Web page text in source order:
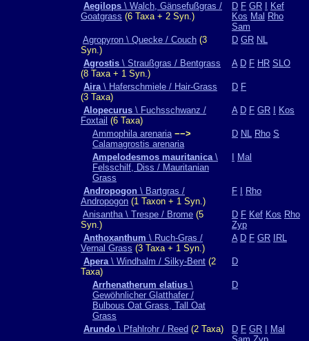
Aegilops \ Walch, Gänsefußgras /
Goatgrass (6 Taxa + 2 Syn.)
D F GR
Kef
Kos Mal Rho
Sam
Agropyron \ Quecke / Couch (3
Syn.)
D GR NL
Agrostis \ Straußgras / Bentgrass
(8 Taxa + 1 Syn.)
A D F HR SLO
Aira\ Haferschmiele / Hair-Grass
(3 Taxa)
D F
Alopecurus \ Fuchsschwanz /
Foxtail (6 Taxa)
A D F GR Kos
Ammophila arenaria −−>
Calamagrostis arenaria
D NL Rho S
Ampelodesmos mauritanica\
Felsschilf, Diss / Mauritanian
Grass
Mal
Andropogon \ Bartgras /
Andropogon (1 Taxon + 1 Syn.)
F Rho
Anisantha \ Trespe / Brome (5
Syn.)
D F Kef Kos Rho
Zyp
Anthoxanthum \ Ruch-Gras /
Vernal Grass (3 Taxa + 1 Syn.)
A D F GR IRL
Apera\ Windhalm / Silky-Bent (2
Taxa)
D
Arrhenatherum elatius \
Gewöhnlicher Glatthafer /
Bulbous Oat Grass, Tall Oat
Grass
D
Arundo \ Pfahlrohr / Reed (2 Taxa) D F GR
Mal